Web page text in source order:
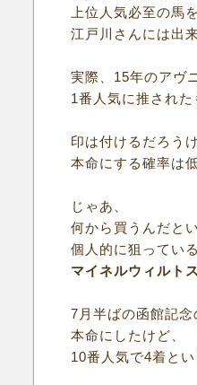
上位人気必至の馬
江戸川さんには出
実際、15年のアヴ
1番人気に推され
印は付けるだろうけ
本命にする確率は
じゃあ、
何から買うんだと
個人的に狙ってい
マイネルウィルトス
7月半ばの函館記念
本命にしたけど、
10番人気で4着とい